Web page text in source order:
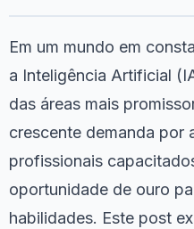
Em um mundo em
a Inteligência Artificial
das áreas mais
crescente demanda por
profissionais
oportunidade de ouro
habilidades. Este post